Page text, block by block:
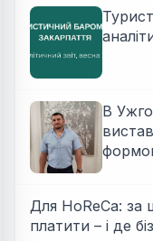
В
Для HoReCa: за
платити – і де